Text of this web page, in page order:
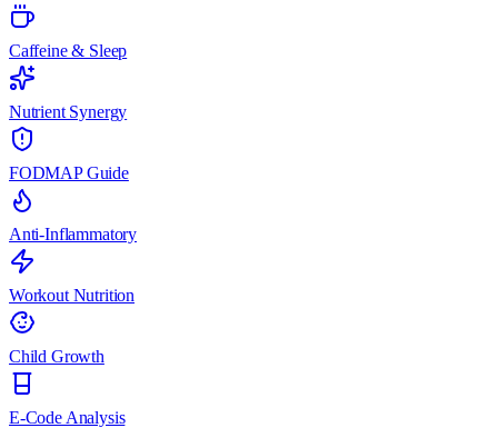
Caffeine & Sleep
Nutrient Synergy
FODMAP Guide
Anti-Inflammatory
Workout Nutrition
Child Growth
E-Code Analysis